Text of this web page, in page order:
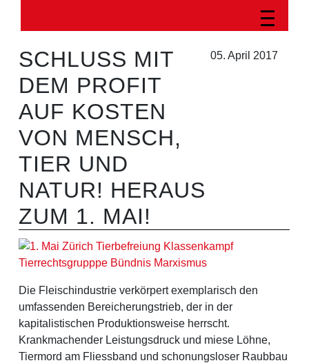
05. April 2017
SCHLUSS MIT
DEM PROFIT
AUF KOSTEN
VON MENSCH,
TIER UND
NATUR! HERAUS
ZUM 1. MAI!
Die Fleischindustrie verkörpert exemplarisch den
umfassenden Bereicherungstrieb, der in der
kapitalistischen Produktionsweise herrscht.
Krankmachender Leistungsdruck und miese Löhne,
Tiermord am Fliessband und schonungsloser Raubbau